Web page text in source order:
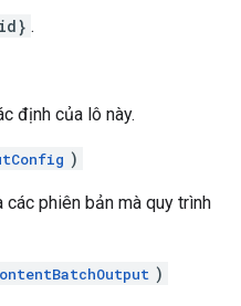
.
định của lô này.
)
các phiên bản mà quy trình
)